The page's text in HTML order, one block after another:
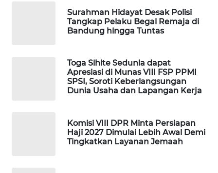
Surahman Hidayat Desak Polisi
Tangkap Pelaku Begal Remaja di
Bandung hingga Tuntas
Toga Sihite Sedunia dapat
Apresiasi di Munas VIII FSP PPMI
SPSI, Soroti Keberlangsungan
Dunia Usaha dan Lapangan Kerja
Komisi VIII DPR Minta Persiapan
Haji 2027 Dimulai Lebih Awal Demi
Tingkatkan Layanan Jemaah